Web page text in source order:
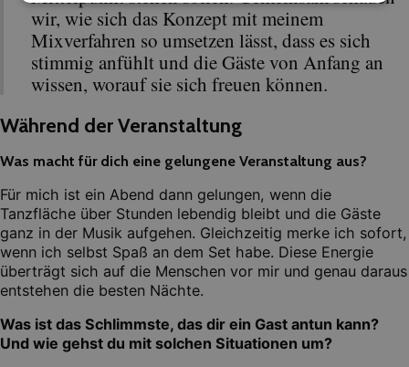
wir, wie sich das Konzept mit meinem
Mixverfahren so umsetzen lässt, dass es sich
stimmig anfühlt und die Gäste von Anfang an
wissen, worauf sie sich freuen können.
Während der Veranstaltung
Was macht für dich eine gelungene Veranstaltung aus?
Für mich ist ein Abend dann gelungen, wenn die
Tanzfläche über Stunden lebendig bleibt und die Gäste
ganz in der Musik aufgehen. Gleichzeitig merke ich sofort,
wenn ich selbst Spaß an dem Set habe. Diese Energie
überträgt sich auf die Menschen vor mir und genau daraus
entstehen die besten Nächte.
Was ist das Schlimmste, das dir ein Gast antun kann?
Und wie gehst du mit solchen Situationen um?